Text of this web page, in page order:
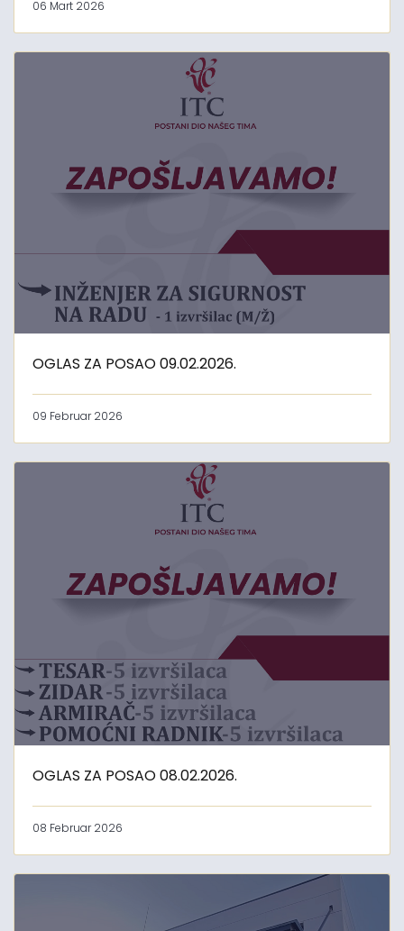
06 Mart 2026
OGLAS ZA POSAO 09.02.2026.
09 Februar 2026
OGLAS ZA POSAO 08.02.2026.
08 Februar 2026